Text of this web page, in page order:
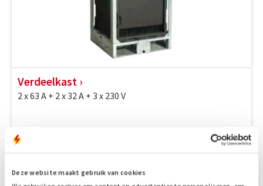
Deze website maakt gebruik van cookies
Verdeelkast
2 x 63 A + 2 x 32 A + 3 x 230 V